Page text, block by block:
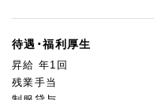
待遇・福利厚生
昇給 年1回
残業手当